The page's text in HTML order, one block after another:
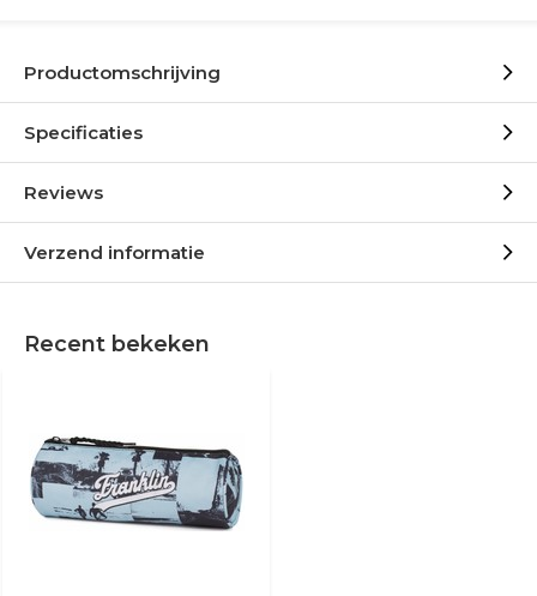
Productomschrijving
Specificaties
Reviews
Verzend informatie
Recent bekeken